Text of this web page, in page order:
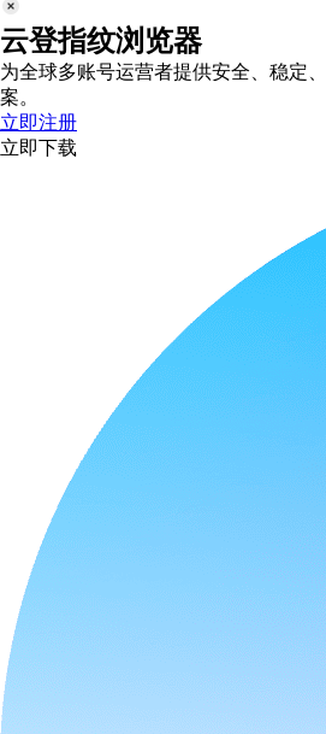
云登指纹浏览器
为全球多账号运营者提供安全、稳定
案。
立即注册
立即下载